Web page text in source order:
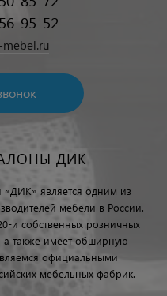
95-52
ДИК
«ДИК» является одним из
мебели в России.
и собственных розничных
а также имеет обширную
официальными
мебельных фабрик.